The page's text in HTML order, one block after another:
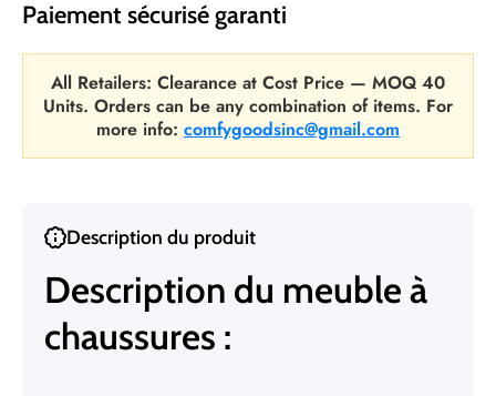
Paiement sécurisé garanti
All Retailers: Clearance at Cost Price — MOQ 40
Units. Orders can be any combination of items. For
more info: comfygoodsinc@gmail.com
Description du produit
Description du meuble à
chaussures :